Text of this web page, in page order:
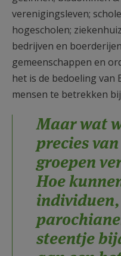
verenigingsleven;
hogescholen;
bedrijven en
gemeenschappen en
het is de bedoeling van
mensen te betrekken
Maar wat
precies
groepen
Hoe
steentje